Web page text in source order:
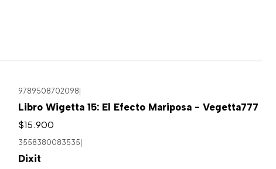
9789508702098
Libro Wigetta 15: El Efecto Mariposa - Vegetta777
$15.900
3558380083535|
Dixit